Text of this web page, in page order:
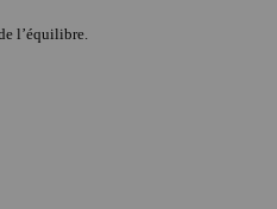
l’équilibre.